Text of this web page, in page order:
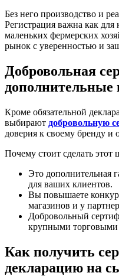
Без него производство и
Регистрация важна как
маленьких фермерских
рынок с уверенностью и
Добровольная
дополнительные
Кроме обязательной
выбирают добровольную
доверия к своему бренду
Почему стоит сделать этот
Это дополнительная
для ваших клиентов.
Вы повышаете
магазинов и у
Добровольный
крупными торговыми
Как получить
декларацию на